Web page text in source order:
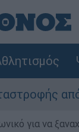
από
για να